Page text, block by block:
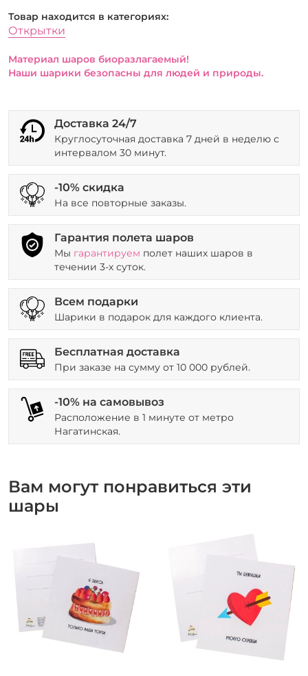
Товар находится в категориях:
Открытки
Материал шаров биоразлагаемый!
Наши шарики безопасны для людей и природы.
Доставка 24/7
Круглосуточная доставка 7 дней в неделю с
интервалом 30 минут.
-10% скидка
На все повторные заказы.
Гарантия полета шаров
Мы гарантируем полет наших шаров в
течении 3-х суток.
Всем подарки
Шарики в подарок для каждого клиента.
Бесплатная доставка
При заказе на сумму от 10 000 рублей.
-10% на самовывоз
Расположение в 1 минуте от метро
Нагатинская.
Вам могут понравиться эти
шары